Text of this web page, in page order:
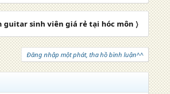
guitar sinh viên giá rẻ tại hóc môn 〉
Đăng nhập một phát, tha hồ bình luận^^